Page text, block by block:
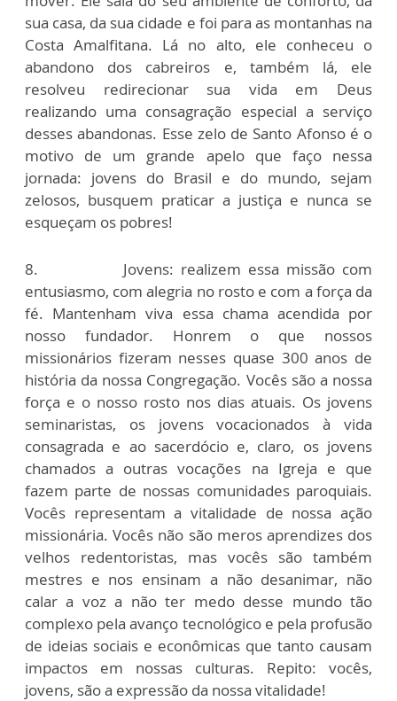
sua casa, da sua cidade e foi para as montanhas na
Costa Amalfitana. Lá no alto, ele conheceu o
abandono dos cabreiros e, também lá, ele
resolveu redirecionar sua vida em Deus
realizando uma consagração especial a serviço
desses abandonas. Esse zelo de Santo Afonso é o
motivo de um grande apelo que faço nessa
jornada: jovens do Brasil e do mundo, sejam
zelosos, busquem praticar a justiça e nunca se
esqueçam os pobres!
8. Jovens: realizem essa missão com
entusiasmo, com alegria no rosto e com a força da
fé. Mantenham viva essa chama acendida por
nosso fundador. Honrem o que nossos
missionários fizeram nesses quase 300 anos de
história da nossa Congregação. Vocês são a nossa
força e o nosso rosto nos dias atuais. Os jovens
seminaristas, os jovens vocacionados à vida
consagrada e ao sacerdócio e, claro, os jovens
chamados a outras vocações na Igreja e que
fazem parte de nossas comunidades paroquiais.
Vocês representam a vitalidade de nossa ação
missionária. Vocês não são meros aprendizes dos
velhos redentoristas, mas vocês são também
mestres e nos ensinam a não desanimar, não
calar a voz a não ter medo desse mundo tão
complexo pela avanço tecnológico e pela profusão
de ideias sociais e econômicas que tanto causam
impactos em nossas culturas. Repito: vocês,
jovens, são a expressão da nossa vitalidade!